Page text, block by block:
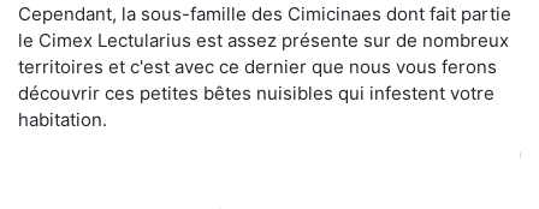
Cependant, la sous-famille des Cimicinaes dont fait partie
le Cimex Lectularius est assez présente sur de nombreux
territoires et c'est avec ce dernier que nous vous ferons
découvrir ces petites bêtes nuisibles qui infestent votre
habitation.